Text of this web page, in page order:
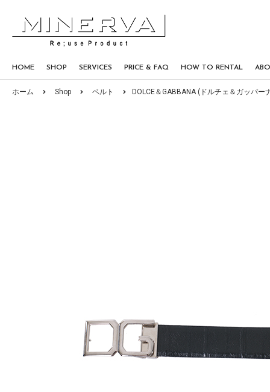
HOME SHOP SERVICES PRICE & FAQ HOW TO RENTAL
ホーム Shop ベルト DOLCE＆GABBANA (ドルチェ＆ガッパー